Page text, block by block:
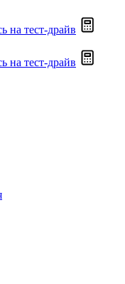
на тест-драйв
на тест-драйв